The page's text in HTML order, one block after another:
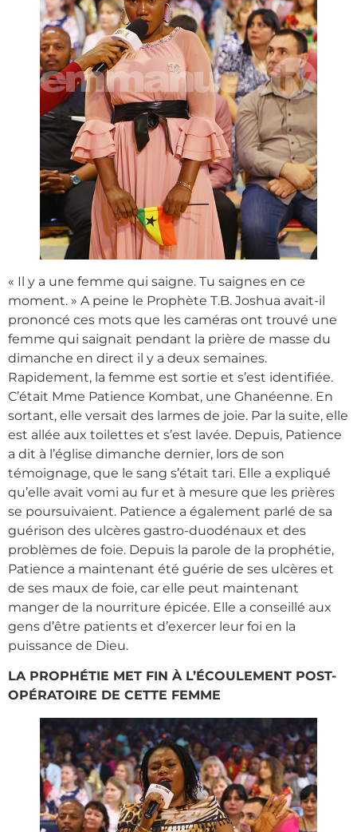
« Il y a une femme qui saigne. Tu saignes en ce
moment. » A peine le Prophète T.B. Joshua avait-il
prononcé ces mots que les caméras ont trouvé une
femme qui saignait pendant la prière de masse du
dimanche en direct il y a deux semaines.
Rapidement, la femme est sortie et s’est identifiée.
C’était Mme Patience Kombat, une Ghanéenne. En
sortant, elle versait des larmes de joie. Par la suite, elle
est allée aux toilettes et s’est lavée. Depuis, Patience
a dit à l’église dimanche dernier, lors de son
témoignage, que le sang s’était tari. Elle a expliqué
qu’elle avait vomi au fur et à mesure que les prières
se poursuivaient. Patience a également parlé de sa
guérison des ulcères gastro-duodénaux et des
problèmes de foie. Depuis la parole de la prophétie,
Patience a maintenant été guérie de ses ulcères et
de ses maux de foie, car elle peut maintenant
manger de la nourriture épicée. Elle a conseillé aux
gens d’être patients et d’exercer leur foi en la
puissance de Dieu.
LA PROPHÉTIE MET FIN À L’ÉCOULEMENT POST-
OPÉRATOIRE DE CETTE FEMME